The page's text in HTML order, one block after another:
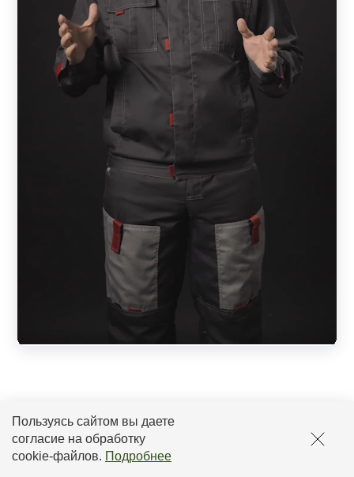
Пользуясь сайтом вы даете
согласие на обработку
cookie-файлов. Подробнее
Устанавливаем заборы в
Балашихе: